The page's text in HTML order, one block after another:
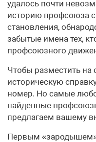
удалось почти
историю профсоюза
становления,
забытые имена тех,
профсоюзного
Чтобы разместить на
историческую
номер. Но самые
найденные
предлагаем вашему
Первым